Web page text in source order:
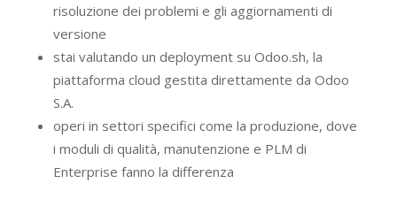
risoluzione dei problemi e gli aggiornamenti di
versione
stai valutando un deployment su Odoo.sh, la
piattaforma cloud gestita direttamente da Odoo
S.A.
operi in settori specifici come la produzione, dove
i moduli di qualità, manutenzione e PLM di
Enterprise fanno la differenza